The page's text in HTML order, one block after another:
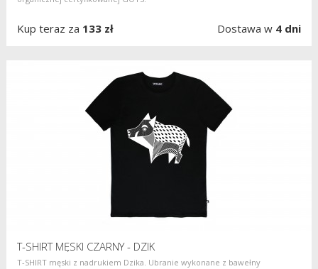
Kup teraz za 133 zł Dostawa w 4 dni
T-SHIRT MĘSKI CZARNY - DZIK
T-SHIRT męski z nadrukiem Dzika. Ubranie wykonane z bawełny